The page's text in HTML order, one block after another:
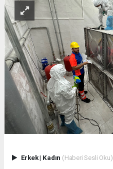
Erkek| Kadın (Haberi Sesli Oku)